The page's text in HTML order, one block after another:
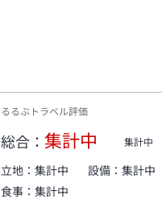
るるぶトラベル評価
総合： 集計中 集計中
立地：集計中 設備：集計中
食事：集計中